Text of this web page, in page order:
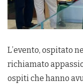
L’evento, ospitato
richiamato
ospiti che hanno